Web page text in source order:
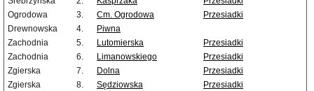
Ogrodowa
3. Cm. Ogrodowa
Przesiadki
Drewnowska
4.
Piwna
Zachodnia
5. Lutomierska
Przesiadki
Zachodnia
6. Limanowskiego
Przesiadki
Zgierska
7. Dolna
Przesiadki
Zgierska
8. Sędziowska
Przesiadki